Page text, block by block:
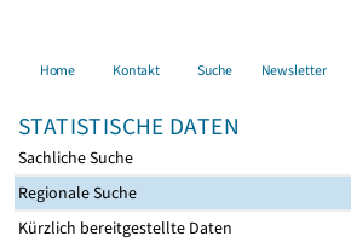
Home Kontakt Suche Newsletter
STATISTISCHE DATEN
Sachliche Suche
Regionale Suche
Kürzlich bereitgestellte Daten